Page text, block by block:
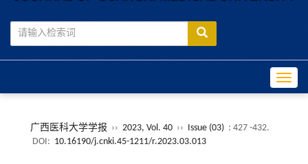
广西医科大学学报 ›› 2023, Vol. 40 ›› Issue (03) : 427 -432.
DOI: 10.16190/j.cnki.45-1211/r.2023.03.013